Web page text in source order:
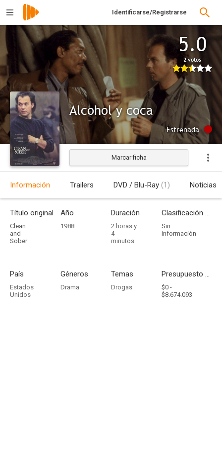
Identificarse/Registrarse
5.0
2 votos
Alcohol y coca
Estrenada
Marcar ficha
Información Trailers DVD / Blu-Ray (1) Noticias
Título original
Clean
and
Sober
Año
1988
Duración
2 horas y
4
minutos
Clasificación por edades
Sin
información
País
Estados
Unidos
Géneros
Drama
Temas
Drogas
Presupuesto - Ingresos
$0 -
$8.674.093